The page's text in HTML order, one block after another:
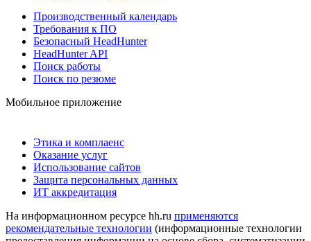
Производственный календарь
Требования к ПО
Безопасный HeadHunter
HeadHunter API
Поиск работы
Поиск по резюме
Мобильное приложение
Этика и комплаенс
Оказание услуг
Использование сайтов
Защита персональных данных
ИТ аккредитация
На информационном ресурсе hh.ru применяются
рекомендательные технологии (информационные технологии